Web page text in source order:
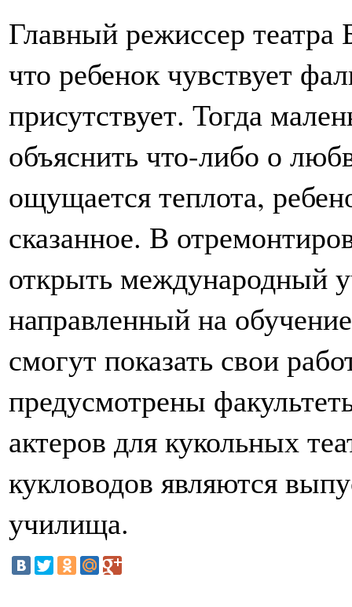
Главный режиссер театра
что ребенок чувствует
присутствует. Тогда
объяснить что-либо о
ощущается теплота,
сказанное. В
открыть международный
направленный на
смогут показать свои
предусмотрены
актеров для кукольных
кукловодов являются
училища.